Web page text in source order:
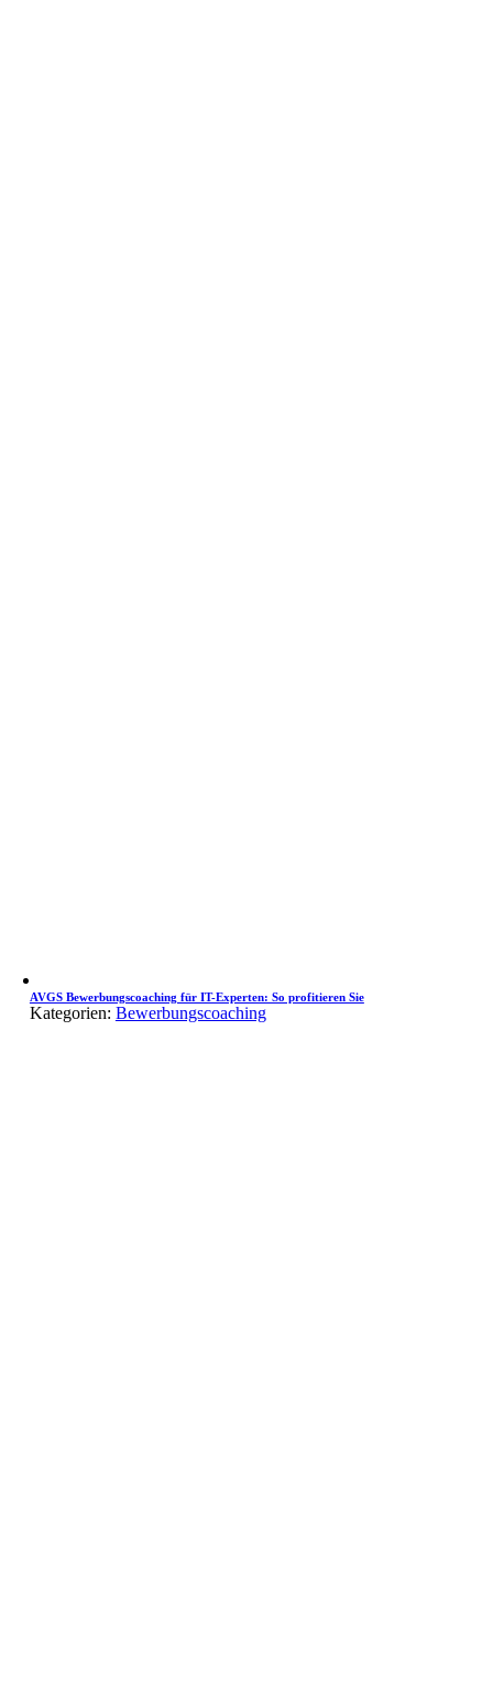
AVGS Bewerbungscoaching für IT-Experten: So profitieren Sie
Kategorien: Bewerbungscoaching